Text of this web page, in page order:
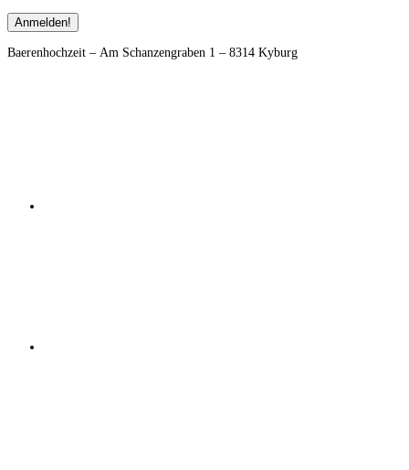
Footer
Baerenhochzeit – Am Schanzengraben 1 – 8314 Kyburg